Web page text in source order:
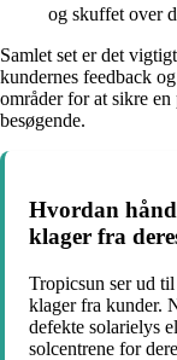
og skuffet over
Samlet set er det
kundernes feedback
områder for at sikre
besøgende.
Hvordan
klager fra
Tropicsun ser ud
klager fra kunder.
defekte solarielys
solcentrene for